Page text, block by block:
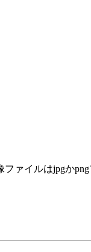
ファイルはjpgか